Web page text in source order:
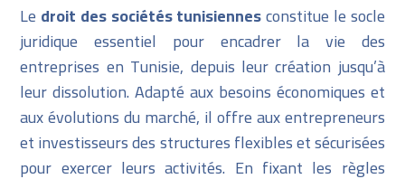
Le droit des sociétés tunisiennesconstitue le socle
juridique essentiel pour encadrer la vie des
entreprises en Tunisie, depuis leur création jusqu’à
leur dissolution. Adapté aux besoins économiques et
aux évolutions du marché, il offre aux entrepreneurs
et investisseurs des structures flexibles et sécurisées
pour exercer leurs activités. En fixant les règles